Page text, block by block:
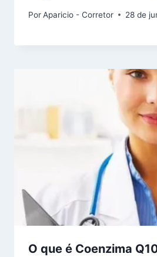
PorAparicio - Corretor 28 de
O que é Coenzima